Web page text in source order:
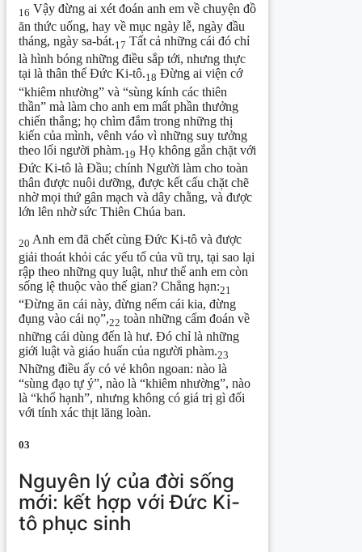
16 Vậy đừng ai xét đoán anh em về chuyện đồ
ăn thức uống, hay về mục ngày lễ, ngày đầu
tháng, ngày sa-bát.17 Tất cả những cái đó chỉ
là hình bóng những điều sắp tới, nhưng thực
tại là thân thể Đức Ki-tô.18 Đừng ai viện cớ
“khiêm nhường” và “sùng kính các thiên
thần” mà làm cho anh em mất phần thưởng
chiến thắng; họ chìm đắm trong những thị
kiến của mình, vênh váo vì những suy tưởng
theo lối người phàm.19 Họ không gắn chặt với
Đức Ki-tô là Đầu; chính Người làm cho toàn
thân được nuôi dưỡng, được kết cấu chặt chẽ
nhờ mọi thứ gân mạch và dây chằng, và được
lớn lên nhờ sức Thiên Chúa ban.
20 Anh em đã chết cùng Đức Ki-tô và được
giải thoát khỏi các yếu tố của vũ trụ, tại sao lại
rập theo những quy luật, như thể anh em còn
sống lệ thuộc vào thế gian? Chẳng hạn:21
“Đừng ăn cái này, đừng nếm cái kia, đừng
đụng vào cái nọ”,22 toàn những cấm đoán về
những cái dùng đến là hư. Đó chỉ là những
giới luật và giáo huấn của người phàm.23
Những điều ấy có vẻ khôn ngoan: nào là
“sùng đạo tự ý”, nào là “khiêm nhường”, nào
là “khổ hạnh”, nhưng không có giá trị gì đối
với tính xác thịt lăng loàn.
03
Nguyên lý của đời sống
mới: kết hợp với Đức Ki-
tô phục sinh